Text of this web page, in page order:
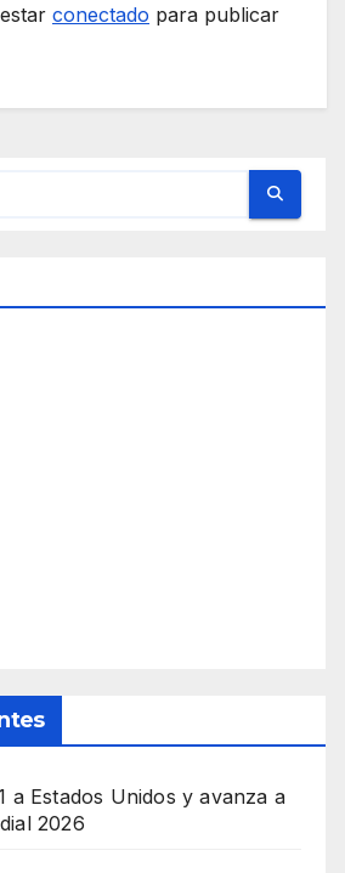
conectado para publicar
a Estados Unidos y avanza a
2026